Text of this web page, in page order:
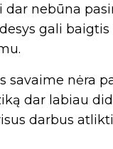
dar nebūna
gali
savaime nėra
dar labiau
darbus